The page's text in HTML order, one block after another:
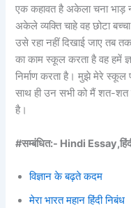
एक कहावत है अकेला चना
अकेले व्यक्ति चाहे वह छोटा
उसे रहा नहीं दिखाई जाए तब
का काम स्कूल करता है वह हमें
निर्माण करता है। मुझे मेरे स्कूल
साथ ही उन सभी को मैं शत-शत
है।
#सम्बंधित:- Hindi
विज्ञान के बढ़ते कदम
मेरा भारत महान हिंदी निबंध